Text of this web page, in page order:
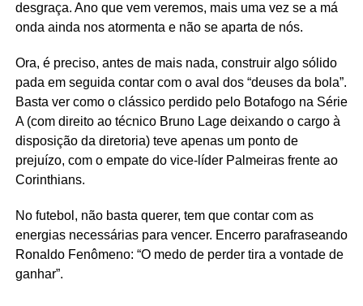
desgraça. Ano que vem veremos, mais uma vez se a má
onda ainda nos atormenta e não se aparta de nós.
Ora, é preciso, antes de mais nada, construir algo sólido
pada em seguida contar com o aval dos “deuses da bola”.
Basta ver como o clássico perdido pelo Botafogo na Série
A (com direito ao técnico Bruno Lage deixando o cargo à
disposição da diretoria) teve apenas um ponto de
prejuízo, com o empate do vice-líder Palmeiras frente ao
Corinthians.
No futebol, não basta querer, tem que contar com as
energias necessárias para vencer. Encerro parafraseando
Ronaldo Fenômeno: “O medo de perder tira a vontade de
ganhar”.